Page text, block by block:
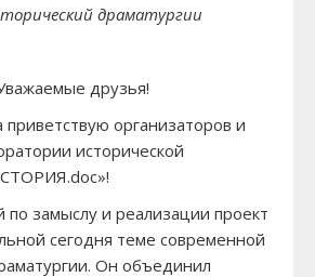
драматургии
друзья!
организаторов и
исторической
замыслу и реализации проект
сегодня теме современной
Он объединил